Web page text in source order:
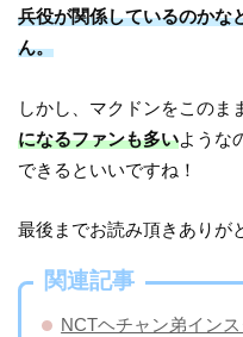
兵役が関係しているのかな
ん。
しかし、マクドンをこのま
になるファンも多いような
できるといいですね！
最後までお読み頂きありが
関連記事
NCTヘチャン弟イン